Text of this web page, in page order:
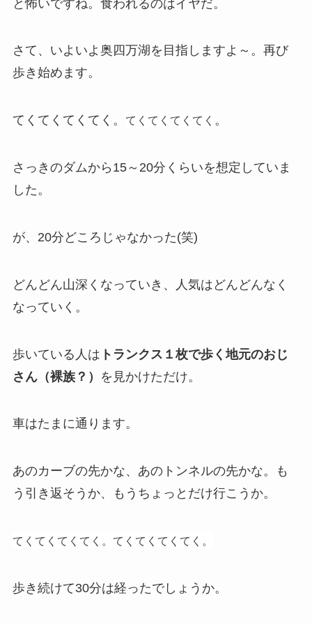
と怖いですね。食われるのはイヤだ。
さて、いよいよ奥四万湖を目指しますよ～。再び
歩き始めます。
てくてくてくてく。 てくてくてくてく 。
さっきのダムから15～20分くらいを想定していま
した。
が、20分どころじゃなかった(笑)
どんどん山深くなっていき、人気はどんどんなく
なっていく。
歩いている人は トランクス１枚で歩く地元のおじ
さん（裸族？）
を見かけただけ。
車はたまに通ります。
あのカーブの先かな、あのトンネルの先かな。も
う引き返そうか、もうちょっとだけ行こうか。
てくてくてくてく。 てくてくてくてく。
歩き続けて30分は経ったでしょうか。